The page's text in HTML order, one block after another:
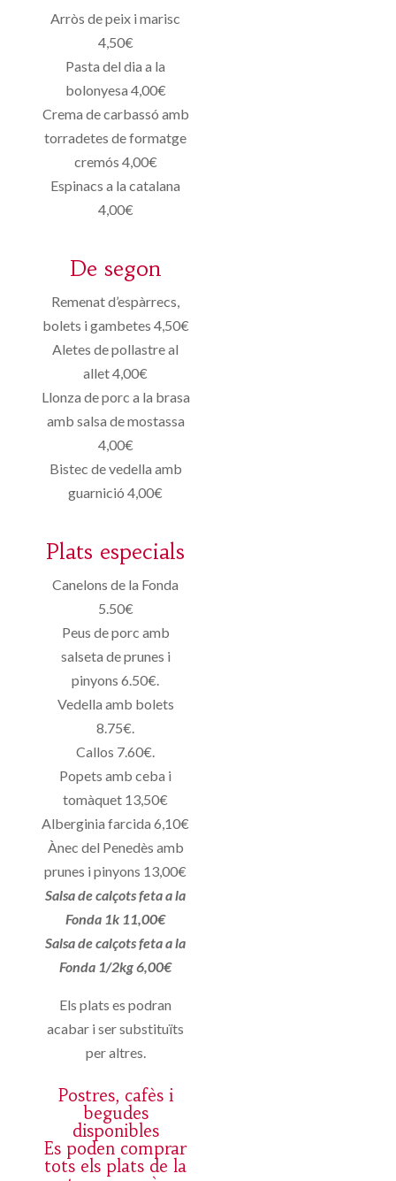
Arròs de peix i marisc
4,50€
Pasta del dia a la
bolonyesa 4,00€
Crema de carbassó amb
torradetes de formatge
cremós 4,00€
Espinacs a la catalana
4,00€
De segon
Remenat d’espàrrecs,
bolets i gambetes 4,50€
Aletes de pollastre al
allet 4,00€
Llonza de porc a la brasa
amb salsa de mostassa
4,00€
Bistec de vedella amb
guarnició 4,00€
Plats especials
Canelons de la Fonda
5.50€
Peus de porc amb
salseta de prunes i
pinyons 6.50€.
Vedella amb bolets
8.75€.
Callos 7.60€.
Popets amb ceba i
tomàquet 13,50€
Alberginia farcida 6,10€
Ànec del Penedès amb
prunes i pinyons 13,00€
Salsa de calçots feta a la
Fonda 1k 11,00€
Salsa de calçots feta a la
Fonda 1/2kg 6,00€
Els plats es podran
acabar i ser substituïts
per altres.
Postres, cafès i
begudes
disponibles
Es poden comprar
tots els plats de la